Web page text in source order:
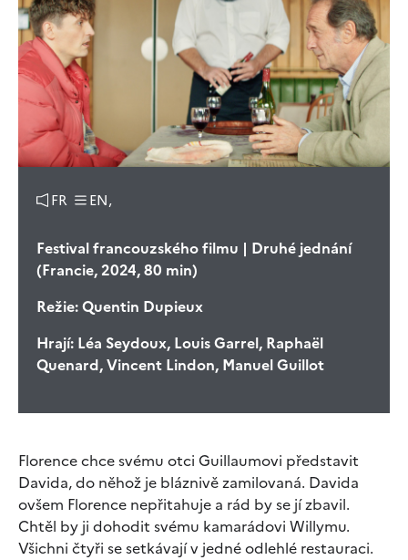
FR EN,
Festival francouzského filmu | Druhé jednání
(Francie, 2024, 80 min)
Režie:Quentin Dupieux
Hrají: Léa Seydoux, Louis Garrel, Raphaël
Quenard, Vincent Lindon, Manuel Guillot
Florence chce svému otci Guillaumovi představit
Davida, do něhož je bláznivě zamilovaná. Davida
ovšem Florence nepřitahuje a rád by se jí zbavil.
Chtěl by ji dohodit svému kamarádovi Willymu.
Všichni čtyři se setkávají v jedné odlehlé restauraci.